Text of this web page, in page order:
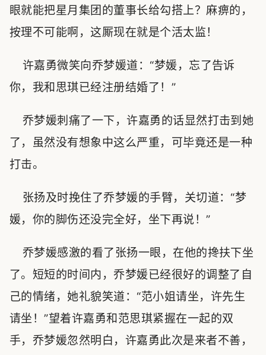
眼就能把星月集团的董事长给勾搭上？麻痹的，
按理不可能啊，这厮现在就是个活太监！
许嘉勇微笑向乔梦媛道：“梦媛，忘了告诉
你，我和思琪已经注册结婚了！”
乔梦媛刺痛了一下，许嘉勇的话显然打击到她
了，虽然没有想象中这么严重，可毕竟还是一种
打击。
张扬及时挽住了乔梦媛的手臂，关切道：“梦
媛，你的脚伤还没完全好，坐下再说！”
乔梦媛感激的看了张扬一眼，在他的搀扶下坐
了。短短的时间内，乔梦媛已经很好的调整了自
己的情绪，她礼貌笑道：“范小姐请坐，许先生
请坐！”望着许嘉勇和范思琪紧握在一起的双
手，乔梦媛忽然明白，许嘉勇此次是来者不善，